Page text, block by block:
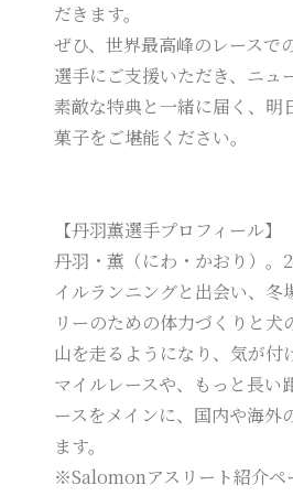
だきます。
ぜひ、世界最高峰のレースで
選手にご支援いただき、ニュ
素敵な特典と一緒に届く、明
菓子をご堪能ください。
【丹羽薫選手プロフィール】
丹羽・薫（にわ・かおり）。
イルランニングと出会い、冬
リーのための体力づくりと犬
山を走るようになり、気が付
マイルレースや、もっと長い
ースをメインに、国内や海外
ます。
※Salomonアスリート紹介ペ